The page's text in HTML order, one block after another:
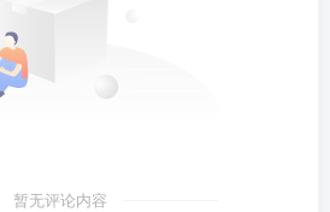
暂无评论内容